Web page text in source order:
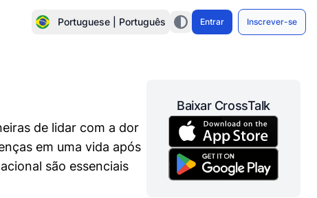
Portuguese | Português Entrar Inscrever-se
de lidar com a dor
em uma vida após
são essenciais
Baixar CrossTalk